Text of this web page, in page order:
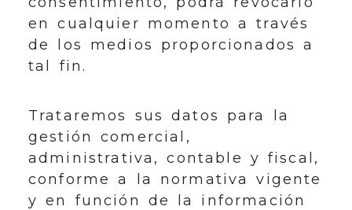
en cualquier momento a través
de los medios proporcionados a
tal fin.
Trataremos sus datos para la
gestión comercial,
administrativa, contable y fiscal,
conforme a la normativa vigente
y en función de la información